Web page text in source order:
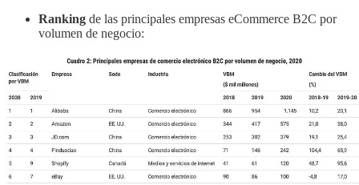
Ranking de las principales empresas eCommerce B2C por
volumen de negocio: